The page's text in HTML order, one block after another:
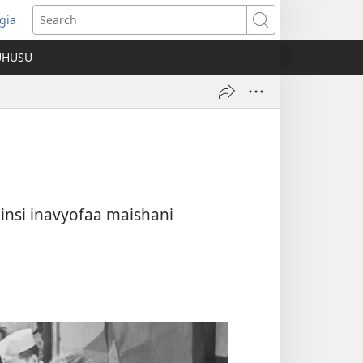
Search
inavyofaa maishani